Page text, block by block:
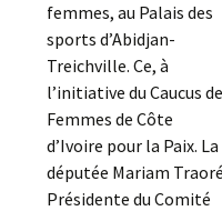
femmes, au Palais des
sports d’Abidjan-
Treichville. Ce, à
l’initiative du Caucus
Femmes de Côte
d’Ivoire pour la Paix. La
députée Mariam
Présidente du Comité